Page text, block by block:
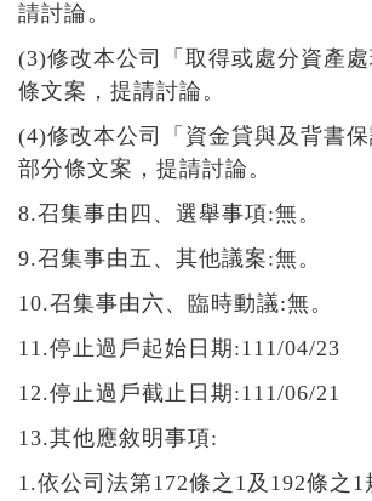
請討論。
(3)修改本公司「取得或處分資產
條文案，提請討論。
(4)修改本公司「資金貸與及背書保
部分條文案，提請討論。
8.召集事由四、選舉事項:無。
9.召集事由五、其他議案:無。
10.召集事由六、臨時動議:無。
11.停止過戶起始日期:111/04/23
12.停止過戶截止日期:111/06/21
13.其他應敘明事項:
1.依公司法第172條之1及192條之1